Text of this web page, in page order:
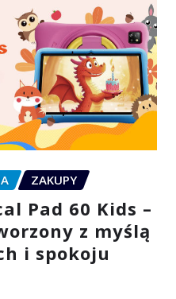
ZAKUPY
Pad 60 Kids –
z myślą
i spokoju